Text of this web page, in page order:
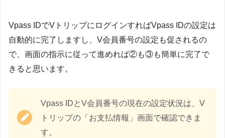
Vpass IDでVトリップにログインすればVpass IDの設定は
自動的に完了しますし、V会員番号の設定も促されるの
で、画面の指示に従って進めれば②も③も簡単に完了で
きると思います。
Vpass IDとV会員番号の現在の設定状況は、V
トリップの「お支払情報」画面で確認できま
す。